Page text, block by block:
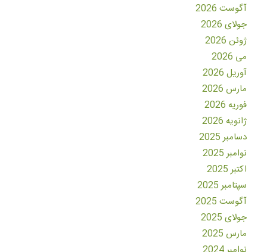
آگوست 2026
جولای 2026
ژوئن 2026
می 2026
آوریل 2026
مارس 2026
فوریه 2026
ژانویه 2026
دسامبر 2025
نوامبر 2025
اکتبر 2025
سپتامبر 2025
آگوست 2025
جولای 2025
مارس 2025